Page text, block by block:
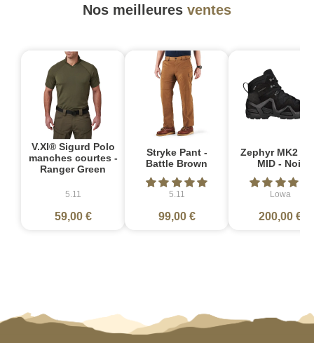
Nos meilleures ventes
V.XI® Sigurd Polo
manches courtes -
Ranger Green
5.11
59,00 €
Stryke Pant -
Battle Brown
5.11
99,00 €
Zephyr MK2
MID - Noir
Lowa
200,00 €